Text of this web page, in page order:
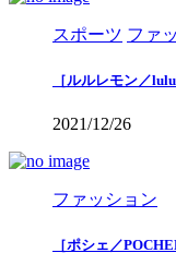
スポーツ ファ
［ルルレモン／
2021/12/26
ファッション
［ポシェ／